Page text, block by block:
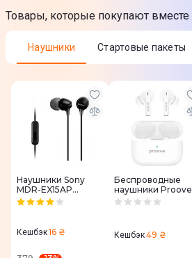
Товары, которые покупают вместе
Наушники Стартовые пакеты
Наушники Sony
MDR-EX15AP
Черные
Кешбэк16 ₴
Беспроводные
наушники Proove
Mainstream Pro
Кешбэк49 ₴